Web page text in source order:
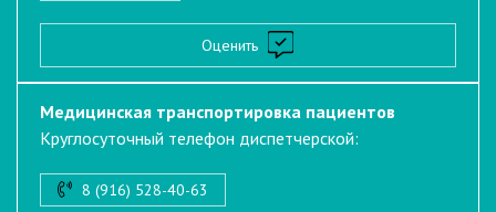
Оценить
Медицинская транспортировка пациентов
Круглосуточный телефон диспетчерской:
8 (916) 528-40-63